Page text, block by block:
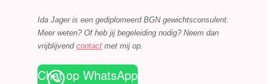
Ida Jager is een gediplomeerd BGN gewichtsconsulent.
Meer weten? Of heb jij begeleiding nodig? Neem dan
vrijblijvend contactmet mij op.
Chat op WhatsApp